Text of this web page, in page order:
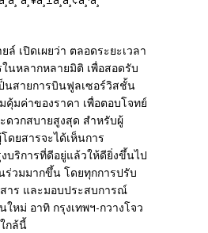
เปิดเผยว่า ตลอดระยะเวลา
นหลากหลายมิติ เพื่อสอดรับ
นสายการบินฟูลเซอร์วิสชั้น
มค่าของราคา เพื่อตอบโจทย์
ดวกสบายสูงสุด สำหรับผู้
ดยสารจะได้เห็นการ
บริการที่ดีอยู่แล้วให้ดียิ่งขึ้นไป
ร่วมมากขึ้น โดยทุกการปรับ
าร และมอบประสบการณ์
หม่ อาทิ กรุงเทพฯ-กวางโจว
กล้นี้